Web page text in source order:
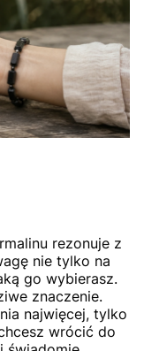
rezonuje z
nie tylko na
go wybierasz.
znaczenie.
najwięcej, tylko
wrócić do